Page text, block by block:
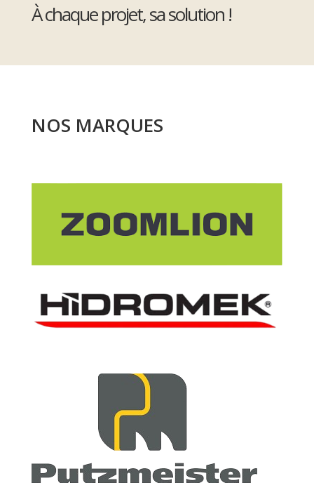
À chaque projet, sa solution !
NOS MARQUES